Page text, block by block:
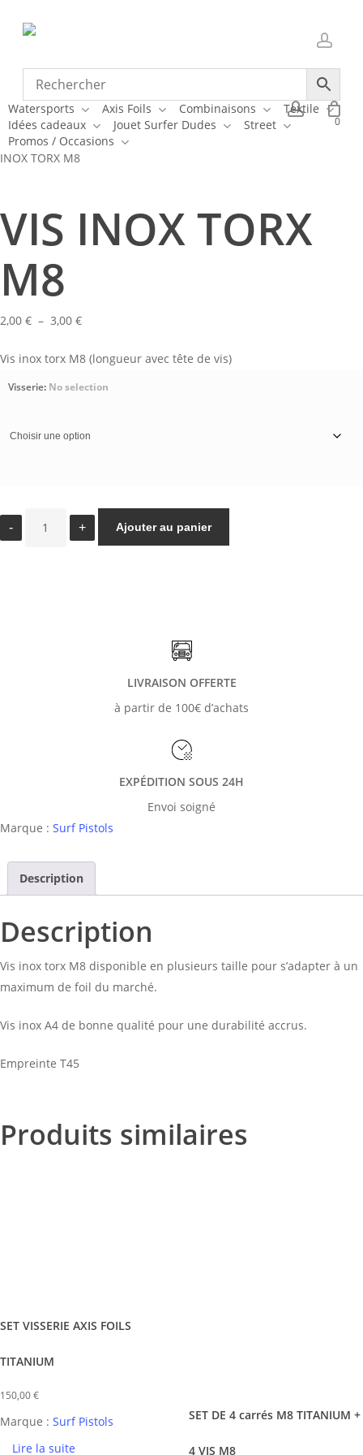
content
Accès Pro account
0
Watersports Axis Foils Combinaisons
Textile
Idées cadeaux
Jouet Surfer Dudes
Street
Promos / Occasions
Close
Cart
Accueil Watersports Foils
INOX TORX M8
VIS INOX TORX
M8
2,00 € – 3,00 €Plage
prix :
2,00 €
Vis inox torx M8 (longueur avec tête de vis)
Visserie: No selection
Ajouter au panier
LIVRAISON OFFERTE
à partir de 100€ d’achats
EXPÉDITION SOUS 24H
Envoi soigné
Marque : Surf Pistols
Description
Description
Vis inox torx M8 disponible en plusieurs taille pour s’adapter à un
maximum de foil du marché.
Vis inox A4 de bonne qualité pour une durabilité accrus.
Empreinte T45
Produits similaires
Lire la suite
SET VISSERIE AXIS FOILS
TITANIUM
150,00€
Marque : Surf Pistols
produit
a
SET DE 4 carrés M8 TITANIUM +
4 VIS M8